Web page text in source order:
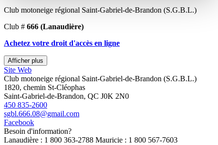
Club motoneige régional Saint-Gabriel-de-Brandon (S.G.B.L.)
Club # 666 (Lanaudière)
Achetez votre droit d'accès en ligne
Afficher plus
Site Web
Club motoneige régional Saint-Gabriel-de-Brandon (S.G.B.L.)
1820, chemin St-Cléophas
Saint-Gabriel-de-Brandon, QC J0K 2N0
450 835-2600
sgbl.666.08@gmail.com
Facebook
Besoin d'information?
Lanaudière : 1 800 363-2788 Mauricie : 1 800 567-7603